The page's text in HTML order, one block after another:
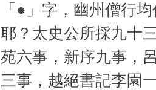
「●」字，幽州僧行
耶？太史公所採九十
苑六事，新序九事，
三事，越絕書記李園